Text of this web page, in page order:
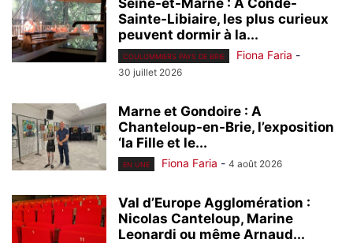
Sainte-Libiaire, les plus curieux
peuvent dormir à la...
COULOMMIERS PAYS DE BRIE Fiona Faria -
30 juillet 2026
Marne et Gondoire : A
Chanteloup-en-Brie, l’exposition
‘la Fille et le...
EN UNE Fiona Faria - 4 août 2026
Val d’Europe Agglomération :
Nicolas Canteloup, Marine
Leonardi ou même Arnaud...